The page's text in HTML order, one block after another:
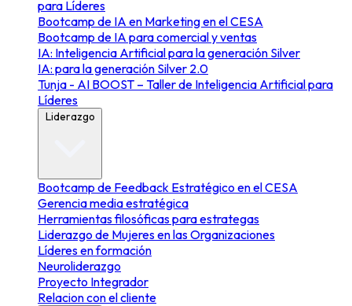
para Líderes
Bootcamp de IA en Marketing en el CESA
Bootcamp de IA para comercial y ventas
IA: Inteligencia Artificial para la generación Silver
IA: para la generación Silver 2.0
Tunja - AI BOOST – Taller de Inteligencia Artificial para
Líderes
Liderazgo
Bootcamp de Feedback Estratégico en el CESA
Gerencia media estratégica
Herramientas filosóficas para estrategas
Liderazgo de Mujeres en las Organizaciones
Líderes en formación
Neuroliderazgo
Proyecto Integrador
Relacion con el cliente